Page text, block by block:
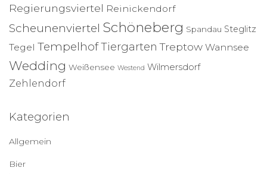
Regierungsviertel Reinickendorf
Scheunenviertel Schöneberg Spandau Steglitz
Tegel TempelhofTiergarten Treptow Wannsee
Wedding Weißensee Westend Wilmersdorf
Zehlendorf
Kategorien
Allgemein
Bier